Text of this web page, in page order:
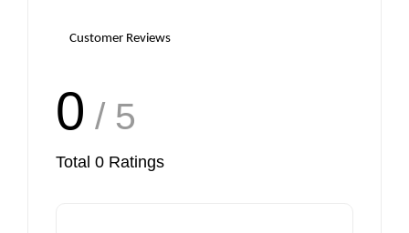
Customer Reviews
0 / 5
Total 0 Ratings